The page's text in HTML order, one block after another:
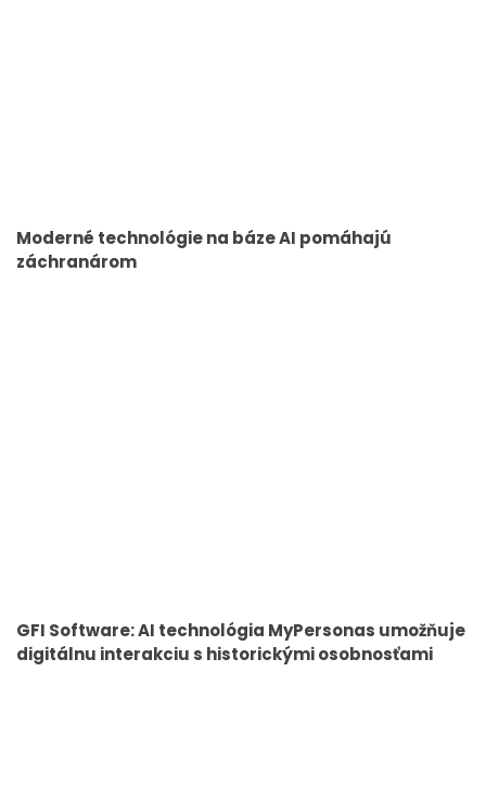
Moderné technológie na báze AI pomáhajú
záchranárom
GFI Software: AI technológia MyPersonas umožňuje
digitálnu interakciu s historickými osobnosťami